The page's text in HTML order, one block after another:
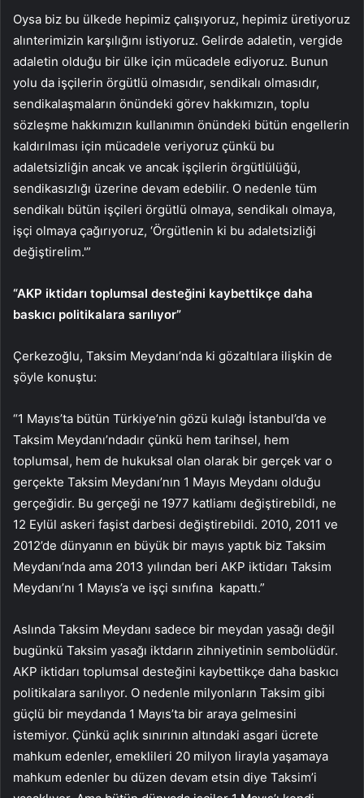
Oysa biz bu ülkede hepimiz çalışıyoruz, hepimiz üretiyoruz
alınterimizin karşılığını istiyoruz. Gelirde adaletin, vergide
adaletin olduğu bir ülke için mücadele ediyoruz. Bunun
yolu da işçilerin örgütlü olmasıdır, sendikalı olmasıdır,
sendikalaşmaların önündeki görev hakkımızın, toplu
sözleşme hakkımızın kullanımın önündeki bütün engellerin
kaldırılması için mücadele veriyoruz çünkü bu
adaletsizliğin ancak ve ancak işçilerin örgütlülüğü,
sendikasızlığı üzerine devam edebilir. O nedenle tüm
sendikalı bütün işçileri örgütlü olmaya, sendikalı olmaya,
işçi olmaya çağırıyoruz, ‘Örgütlenin ki bu adaletsizliği
değiştirelim.'”
“AKP iktidarı toplumsal desteğini kaybettikçe daha
baskıcı politikalara sarılıyor”
Çerkezoğlu, Taksim Meydanı’nda ki gözaltılara ilişkin de
şöyle konuştu:
“1 Mayıs’ta bütün Türkiye’nin gözü kulağı İstanbul’da ve
Taksim Meydanı’ndadır çünkü hem tarihsel, hem
toplumsal, hem de hukuksal olan olarak bir gerçek var o
gerçekte Taksim Meydanı’nın 1 Mayıs Meydanı olduğu
gerçeğidir. Bu gerçeği ne 1977 katliamı değiştirebildi, ne
12 Eylül askeri faşist darbesi değiştirebildi. 2010, 2011 ve
2012’de dünyanın en büyük bir mayıs yaptık biz Taksim
Meydanı’nda ama 2013 yılından beri AKP iktidarı Taksim
Meydanı’nı 1 Mayıs’a ve işçi sınıfına kapattı.”
Aslında Taksim Meydanı sadece bir meydan yasağı değil
bugünkü Taksim yasağı iktdarın zihniyetinin sembolüdür.
AKP iktidarı toplumsal desteğini kaybettikçe daha baskıcı
politikalara sarılıyor. O nedenle milyonların Taksim gibi
güçlü bir meydanda 1 Mayıs’ta bir araya gelmesini
istemiyor. Çünkü açlık sınırının altındaki asgari ücrete
mahkum edenler, emeklileri 20 milyon lirayla yaşamaya
mahkum edenler bu düzen devam etsin diye Taksim’i